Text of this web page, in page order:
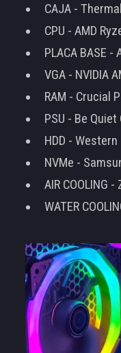
CAJA -
CPU - AMD
PLACA BASE -
VGA - NVIDIA
RAM - Crucial
PSU - Be
HDD -
NVMe -
AIR COOLING
WATER